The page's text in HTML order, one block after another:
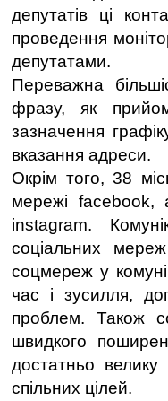
депутатів ці
проведення
депутатами.
Переважна
фразу, як
зазначення
вказання адреси.
Окрім того, 38
мережі facebook,
instagram.
соціальних
соцмереж у
час і зусилля,
проблем. Також
швидкого
достатньо велику
спільних цілей.